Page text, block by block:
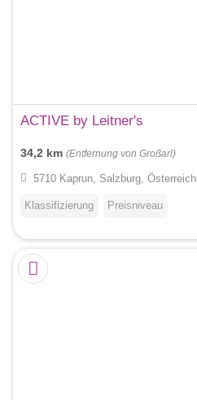
ACTIVE by Leitner's
34,2 km (Entfernung von Großarl)
5710 Kaprun, Salzburg, Österreich
Klassifizierung Preisniveau